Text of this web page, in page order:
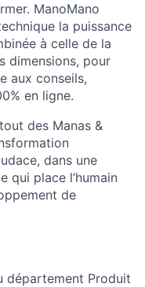
ManoMano
la puissance
à celle de la
dimensions, pour
aux conseils,
en ligne.
des Manas &
dans une
qui place l’humain
de
département Produit